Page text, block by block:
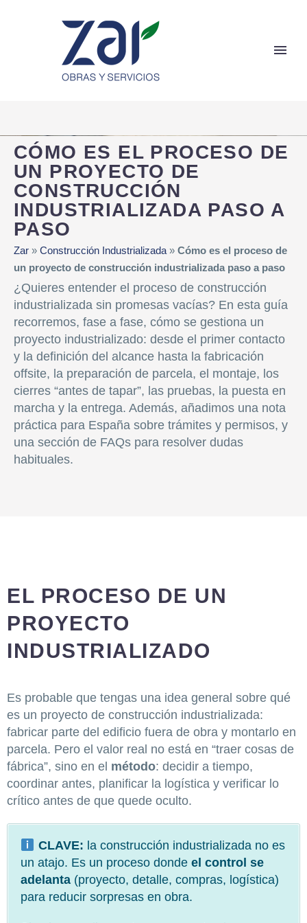
CÓMO ES EL PROCESO DE
UN PROYECTO DE
CONSTRUCCIÓN
INDUSTRIALIZADA PASO A
PASO
Zar » Construcción Industrializada » Cómo es el proceso de
un proyecto de construcción industrializada paso a paso
¿Quieres entender el proceso de construcción
industrializada sin promesas vacías? En esta guía
recorremos, fase a fase, cómo se gestiona un
proyecto industrializado: desde el primer contacto
y la definición del alcance hasta la fabricación
offsite, la preparación de parcela, el montaje, los
cierres “antes de tapar”, las pruebas, la puesta en
marcha y la entrega. Además, añadimos una nota
práctica para España sobre trámites y permisos, y
una sección de FAQs para resolver dudas
habituales.
EL PROCESO DE UN
PROYECTO
INDUSTRIALIZADO
Es probable que tengas una idea general sobre qué
es un proyecto de construcción industrializada:
fabricar parte del edificio fuera de obra y montarlo en
parcela. Pero el valor real no está en “traer cosas de
fábrica”, sino en el método: decidir a tiempo,
coordinar antes, planificar la logística y verificar lo
crítico antes de que quede oculto.
CLAVE: la construcción industrializada no es
un atajo. Es un proceso donde el control se
adelanta (proyecto, detalle, compras, logística)
para reducir sorpresas en obra.